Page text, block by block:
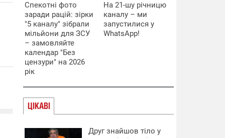
Спекотні фото
заради рацій: зірки
"5 каналу" зібрали
мільйони для ЗСУ
– замовляйте
календар "Без
цензури" на 2026
рік
На 21-шу річницю
каналу – ми
запустилися у
WhatsApp!
ЦІКАВІ
Друг знайшов тіло у